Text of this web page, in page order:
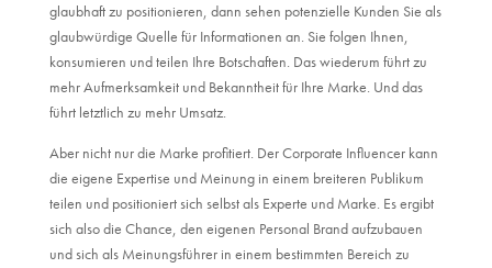
glaubhaft zu positionieren, dann sehen potenzielle Kunden Sie als
glaubwürdige Quelle für Informationen an. Sie folgen Ihnen,
konsumieren und teilen Ihre Botschaften. Das wiederum führt zu
mehr Aufmerksamkeit und Bekanntheit für Ihre Marke. Und das
führt letztlich zu mehr Umsatz.
Aber nicht nur die Marke profitiert. Der Corporate Influencer kann
die eigene Expertise und Meinung in einem breiteren Publikum
teilen und positioniert sich selbst als Experte und Marke. Es ergibt
sich also die Chance, den eigenen Personal Brand aufzubauen
und sich als Meinungsführer in einem bestimmten Bereich zu